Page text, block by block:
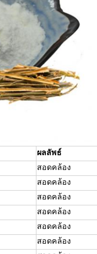
ผลลัพธ์
สอดคล้อง
สอดคล้อง
สอดคล้อง
สอดคล้อง
สอดคล้อง
สอดคล้อง